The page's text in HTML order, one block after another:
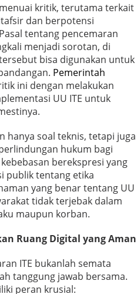
kritik, terutama terkait
dan berpotensi
tentang pencemaran
menjadi sorotan, di
bisa digunakan untuk
Pemerintah
ini dengan melakukan
UU ITE untuk
hanya soal teknis, tetapi juga
hukum bagi
berekspresi yang
publik tentang etika
yang benar tentang UU
tidak terjebak dalam
maupun korban.
Ruang Digital yang Aman
ITE bukanlah semata
tanggung jawab bersama.
peran krusial: